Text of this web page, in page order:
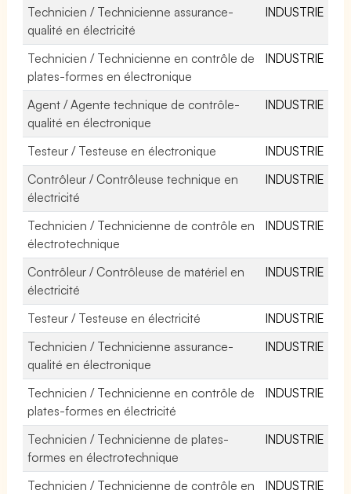
Technicien / Technicienne assurance-
qualité en électricité
INDUSTRIE
Technicien / Technicienne en contrôle de
plates-formes en électronique
INDUSTRIE
Agent / Agente technique de contrôle-
qualité en électronique
INDUSTRIE
Testeur / Testeuse en électronique
INDUSTRIE
Contrôleur / Contrôleuse technique en
électricité
INDUSTRIE
Technicien / Technicienne de contrôle en
électrotechnique
INDUSTRIE
Contrôleur / Contrôleuse de matériel en
électricité
INDUSTRIE
Testeur / Testeuse en électricité
INDUSTRIE
Technicien / Technicienne assurance-
qualité en électronique
INDUSTRIE
Technicien / Technicienne en contrôle de
plates-formes en électricité
INDUSTRIE
Technicien / Technicienne de plates-
formes en électrotechnique
INDUSTRIE
Technicien / Technicienne de contrôle en
INDUSTRIE